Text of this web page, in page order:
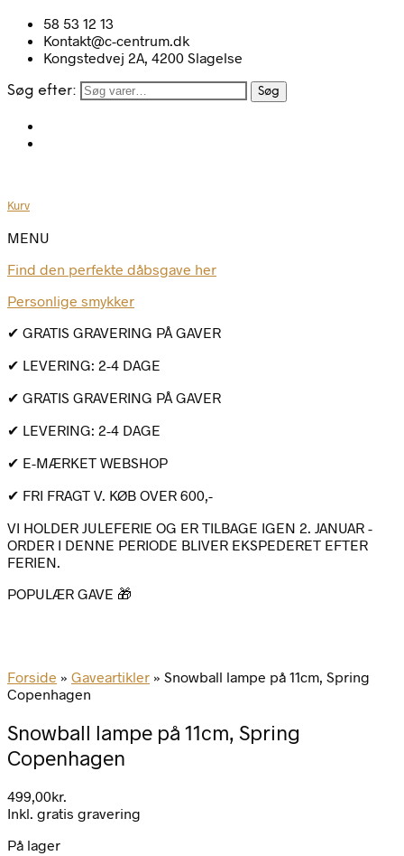
58 53 12 13
Kontakt@c-centrum.dk
Kongstedvej 2A, 4200 Slagelse
Søg efter: Søg
Kurv
MENU
Find den perfekte dåbsgave her
Personlige smykker
✔ GRATIS GRAVERING PÅ GAVER
✔ LEVERING: 2-4 DAGE
✔ GRATIS GRAVERING PÅ GAVER
✔ LEVERING: 2-4 DAGE
✔ E-MÆRKET WEBSHOP
✔ FRI FRAGT V. KØB OVER 600,-
VI HOLDER JULEFERIE OG ER TILBAGE IGEN 2. JANUAR -
ORDER I DENNE PERIODE BLIVER EKSPEDERET EFTER
FERIEN.
POPULÆR GAVE 🎁
Forside » Gaveartikler » Snowball lampe på 11cm, Spring
Copenhagen
Snowball lampe på 11cm, Spring
Copenhagen
499,00kr.
Inkl. gratis gravering
På lager